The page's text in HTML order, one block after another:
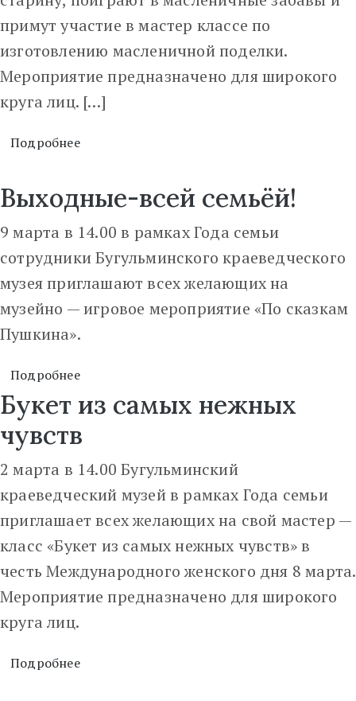
примут участие в мастер классе по
изготовлению масленичной поделки.
Мероприятие предназначено для широкого
круга лиц. […]
Подробнее
Выходные-всей семьёй!
9 марта в 14.00 в рамках Года семьи
сотрудники Бугульминского краеведческого
музея приглашают всех желающих на
музейно — игровое мероприятие «По сказкам
Пушкина».
Подробнее
Букет из самых нежных
чувств
2 марта в 14.00 Бугульминский
краеведческий музей в рамках Года семьи
приглашает всех желающих на свой мастер —
класс «Букет из самых нежных чувств» в
честь Международного женского дня 8 марта.
Мероприятие предназначено для широкого
круга лиц.
Подробнее